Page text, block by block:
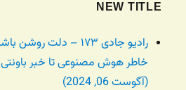
NEW TITLE
رادیو جادی ۱۷۳ – دلت
خاطر هوش مصنوعی تا خبر
(آگوست 06, 2024)